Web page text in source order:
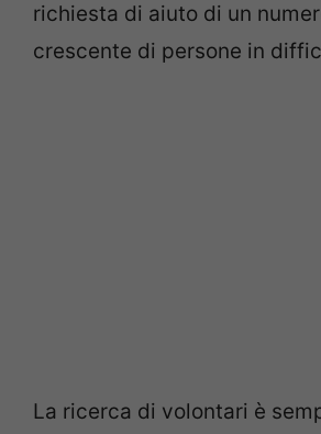
richiesta di aiuto di un
crescente di persone in
La ricerca di volontari è